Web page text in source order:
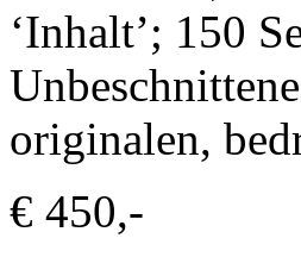
‘Inhalt’; 150
originalen,
€ 450,-